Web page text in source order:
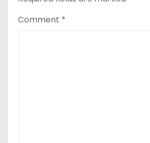
Comment *